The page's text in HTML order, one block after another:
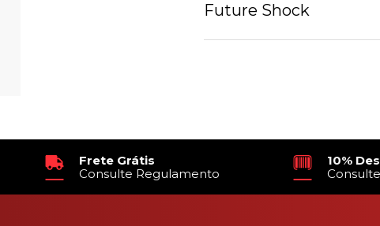
Future Shock
Frete Grátis
Consulte Regulamento
10%